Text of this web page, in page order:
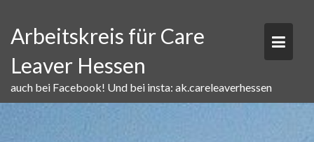
content
Arbeitskreis für Care
Leaver Hessen
auch bei Facebook! Und bei insta: ak.careleaverhessen